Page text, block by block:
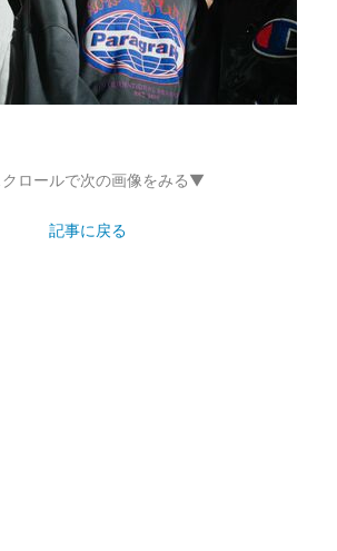
ロールで次の画像をみる▼
記事に戻る